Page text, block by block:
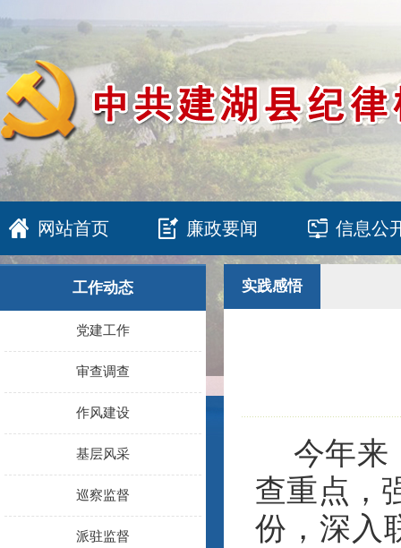
网站首页 廉政要闻 信息公
工作动态
党建工作
审查调查
作风建设
基层风采
巡察监督
派驻监督
实践感悟
今年来
查重点，
份，深入